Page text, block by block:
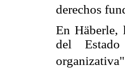
derechos
En Häberle,
del